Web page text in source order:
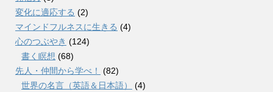
変化に適応する (2)
マインドフルネスに生きる (4)
心のつぶやき (124)
書く瞑想 (68)
先人・仲間から学べ！
(82)
世界の名言（英語＆日本語）
(4)